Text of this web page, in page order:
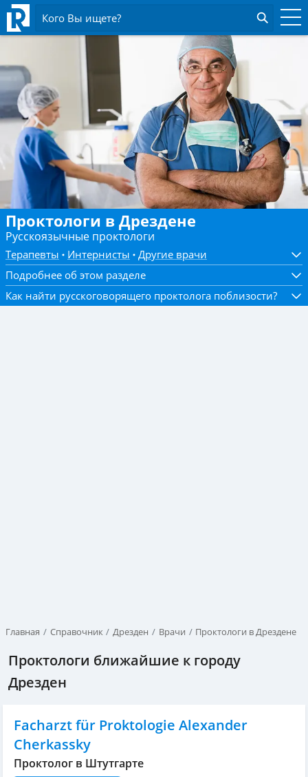
Кого Вы ищете?
Проктологи в Дрездене
Русскоязычные проктологи
Терапевты Интернисты
Другие врачи
Подробнее об этом разделе
Как найти русскоговорящего проктолога поблизости?
Главная Справочник Дрезден Врачи Проктологи в Дрездене
Проктологи ближайшие к городу
Дрезден
Facharzt für Proktologie Alexander
Cherkassky
Проктолог в Штутгарте